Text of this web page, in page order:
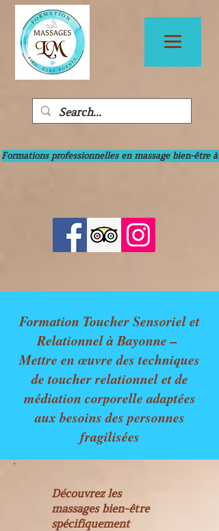
Formations professionnelles en massage bien-être à
Formation Toucher Sensoriel et
Relationnel à Bayonne –
Mettre en œuvre des techniques
de toucher relationnel et de
médiation corporelle adaptées
aux besoins des personnes
fragilisées
Découvrez les
massages bien-être
spécifiquement